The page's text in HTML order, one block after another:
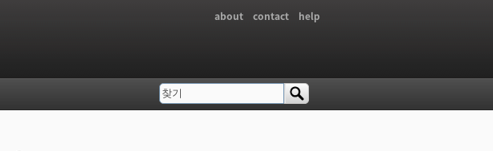
about contact help
검색 폼
찾기